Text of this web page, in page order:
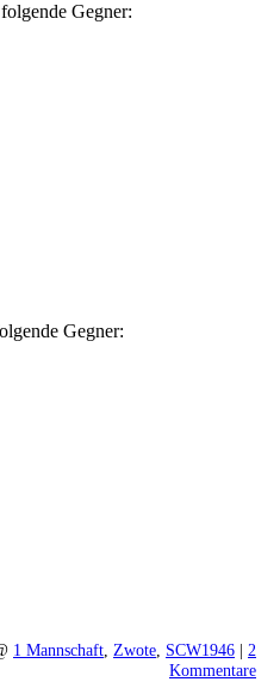
Gegner:
Gegner:
1 Mannschaft, Zwote, SCW1946 | 2
Kommentare